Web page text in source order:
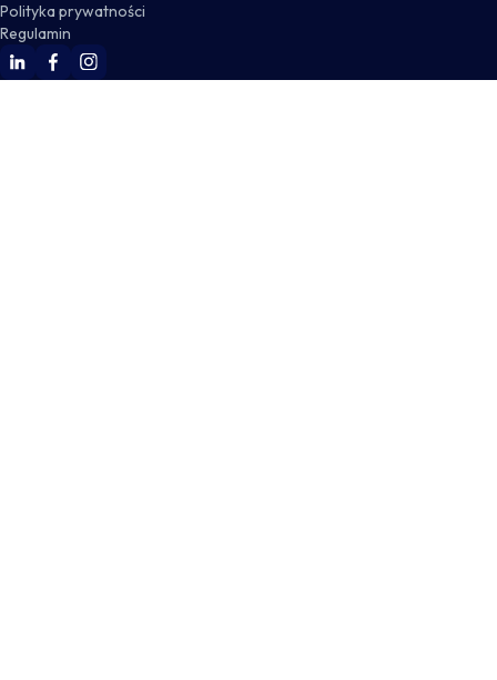
Polityka prywatności
Regulamin
WSKZ Linkedin
WSKZ Facebook
WSKZ Instagram